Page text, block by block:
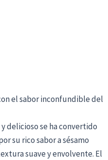
el sabor inconfundible del
delicioso se ha convertido
su rico sabor a sésamo
suave y envolvente. El